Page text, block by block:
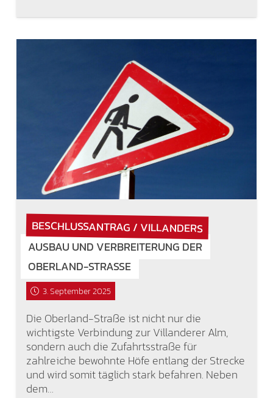
BESCHLUSSANTRAG / VILLANDERS
AUSBAU UND VERBREITERUNG DER
OBERLAND-STRASSE
3. September 2025
Die Oberland-Straße ist nicht nur die
wichtigste Verbindung zur Villanderer Alm,
sondern auch die Zufahrtsstraße für
zahlreiche bewohnte Höfe entlang der Strecke
und wird somit täglich stark befahren. Neben
dem…